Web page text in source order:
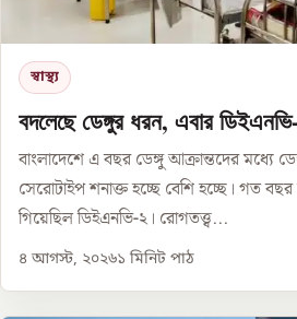
স্বাস্থ্য
বদলেছে ডেঙ্গুর ধরন, এবার
বাংলাদেশে এ বছর ডেঙ্গু আক্রান্তদের মধ্যে
সেরোটাইপ শনাক্ত হচ্ছে বেশি হচ্ছে। গত
গিয়েছিল ডিইএনভি-২। রোগতত্ত্ব...
৪ আগস্ট, ২০২৬১ মিনিট পাঠ